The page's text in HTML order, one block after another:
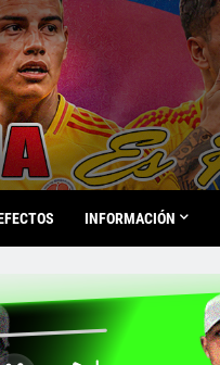
INFORMACIÓN